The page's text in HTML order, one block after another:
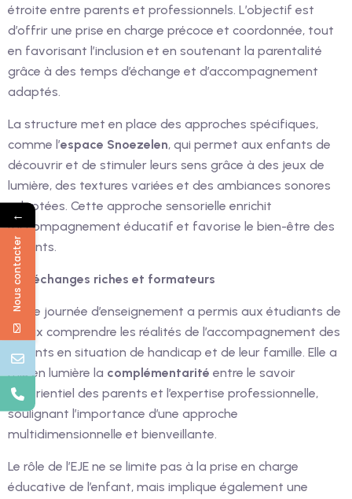
étroite entre parents et professionnels. L’objectif est
d’offrir une prise en charge précoce et coordonnée, tout
en favorisant l’inclusion et en soutenant la parentalité
grâce à des temps d’échange et d’accompagnement
adaptés.
La structure met en place des approches spécifiques,
comme l’espace Snoezelen, qui permet aux enfants de
découvrir et de stimuler leurs sens grâce à des jeux de
lumière, des textures variées et des ambiances sonores
adaptées. Cette approche sensorielle enrichit
l’accompagnement éducatif et favorise le bien-être des
enfants.
Des échanges riches et formateurs
Cette journée d’enseignement a permis aux étudiants de
mieux comprendre les réalités de l’accompagnement des
enfants en situation de handicap et de leur famille. Elle a
mis en lumière la complémentarité entre le savoir
expérientiel des parents et l’expertise professionnelle,
soulignant l’importance d’une approche
multidimensionnelle et bienveillante.
Le rôle de l’EJE ne se limite pas à la prise en charge
éducative de l’enfant, mais implique également une
←
Nous contacter